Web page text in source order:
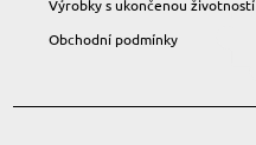
Výrobky s ukončenou životností
Obchodní podmínky